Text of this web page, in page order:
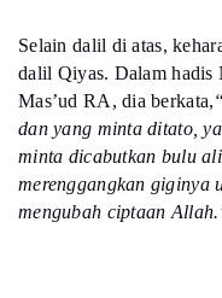
Selain dalil di atas,
dalil Qiyas. Dalam
Mas’ud RA, dia berkata,
dan yang minta ditato,
minta dicabutkan bulu
merenggangkan giginya
mengubah ciptaan